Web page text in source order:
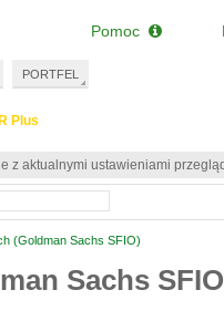
Plus
z aktualnymi ustawieniami
(Goldman Sachs SFIO)
Sachs
PORTFEL
Pomoc